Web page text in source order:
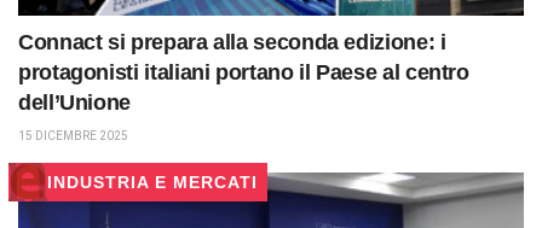
Connact si prepara alla seconda edizione: i
protagonisti italiani portano il Paese al centro
dell’Unione
15 DICEMBRE 2025
INDUSTRIA E MERCATI